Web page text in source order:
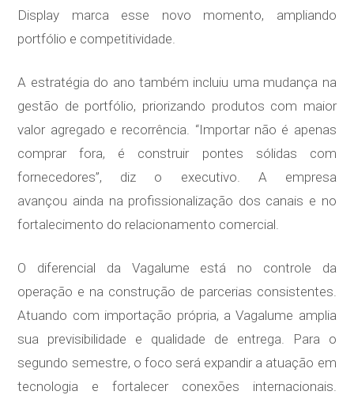
Display marca esse novo momento, ampliando
portfólio e competitividade.
A estratégia do ano também incluiu uma mudança na
gestão de portfólio, priorizando produtos com maior
valor agregado e recorrência. “Importar não é apenas
comprar fora, é construir pontes sólidas com
fornecedores”, diz o executivo. A empresa
avançou ainda na profissionalização dos canais e no
fortalecimento do relacionamento comercial.
O diferencial da Vagalume está no controle da
operação e na construção de parcerias consistentes.
Atuando com importação própria, a Vagalume amplia
sua previsibilidade e qualidade de entrega. Para o
segundo semestre, o foco será expandir a atuação em
tecnologia e fortalecer conexões internacionais.